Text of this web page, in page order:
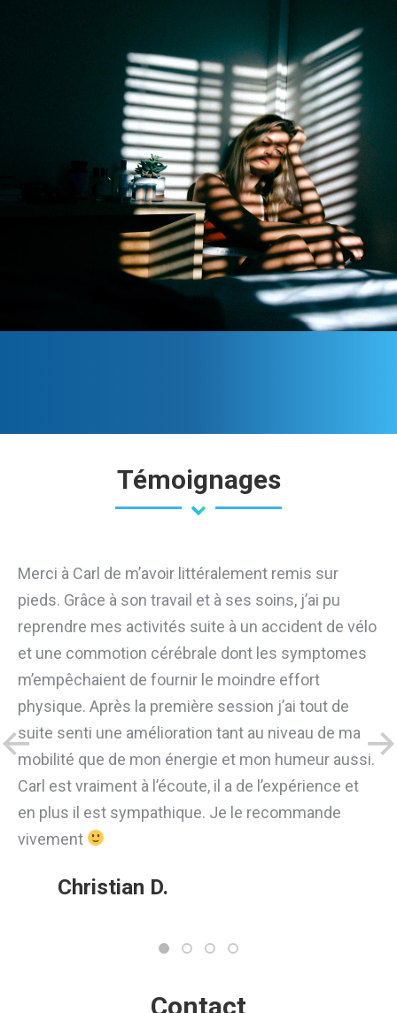
Témoignages
Merci à Carl de m’avoir littéralement remis sur
pieds. Grâce à son travail et à ses soins, j’ai pu
reprendre mes activités suite à un accident de vélo
et une commotion cérébrale dont les symptomes
m’empêchaient de fournir le moindre effort
physique. Après la première session j’ai tout de
suite senti une amélioration tant au niveau de ma
mobilité que de mon énergie et mon humeur aussi.
Carl est vraiment à l’écoute, il a de l’expérience et
en plus il est sympathique. Je le recommande
vivement
Christian D.
Contact